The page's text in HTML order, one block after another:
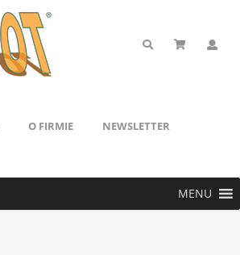
O FIRMIE
NEWSLETTER
MENU